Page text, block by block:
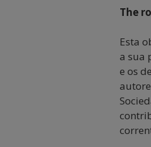
The
Esta
a sua
e os